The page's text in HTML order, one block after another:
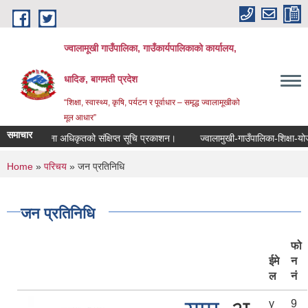
Skip to main content
ज्वालामूखी गाउँपालिका, गाउँकार्यपालिकाको कार्यालय,
धादिङ, बागमती प्रदेश
“शिक्षा, स्वास्थ्य, कृषि, पर्यटन र पूर्वाधार – समृद्ध ज्वालामूखीको
मूल आधार”
समाचार
अधिकृतको संक्षिप्त सूचि प्रकाशन। ज्वालामुखी-गाउँपालिका-शिक्षा-योजना
You are here
Home » परिचय » जन प्रतिनिधि
जन प्रतिनिधि
ईमे
ल
फो
न
नं
y
9